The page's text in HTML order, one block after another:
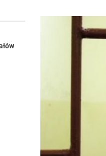
– woda nieprzydatna do
kolejnych afer w